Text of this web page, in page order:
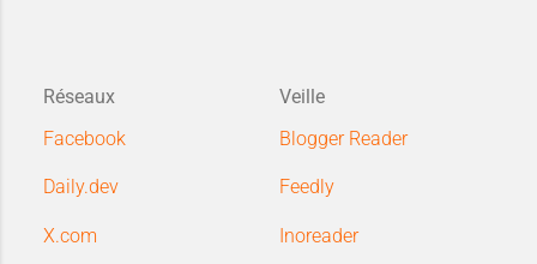
Réseaux
Facebook
Daily.dev
X.com
Veille
Blogger Reader
Feedly
Inoreader